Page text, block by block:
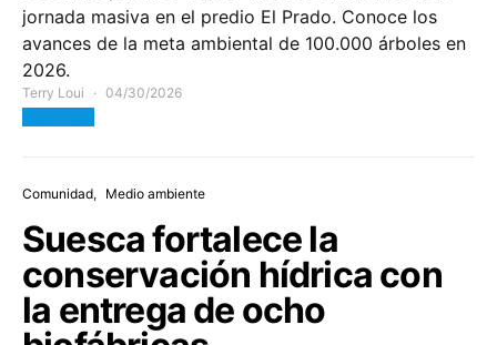
jornada masiva en el predio El Prado. Conoce los
avances de la meta ambiental de 100.000 árboles en
2026.
Terry Loui 04/30/2026
Comunidad Medio ambiente
Suesca fortalece la
conservación hídrica con
la entrega de ocho